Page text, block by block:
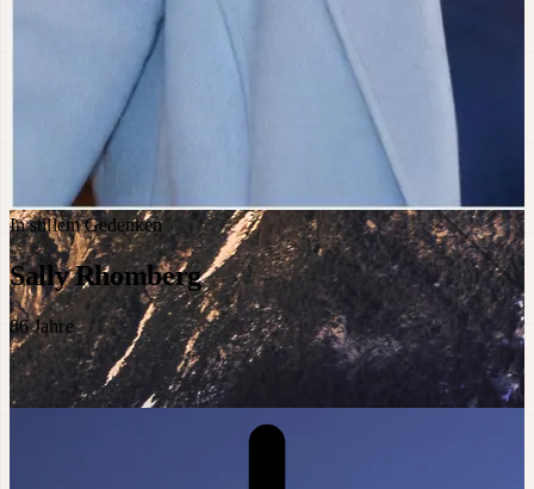
In stillem Gedenken
Sally Rhomberg
86Jahre